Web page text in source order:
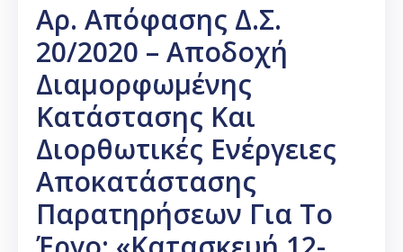
Αρ. Απόφασης Δ.Σ.
20/2020 – Αποδοχή
Διαμορφωμένης
Κατάστασης Και
Διορθωτικές Ενέργειες
Αποκατάστασης
Παρατηρήσεων Για Το